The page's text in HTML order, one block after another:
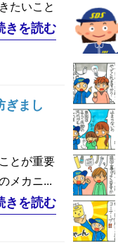
たいこと
きを読む
ぎまし
とが重要
メカニ...
きを読む